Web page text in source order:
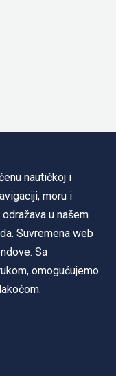
nautičkoj i
moru i
u našem
Suvremena web
Sa
omogućujemo